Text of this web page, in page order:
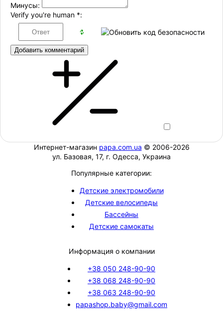
Минусы:
Verify you're human *:
Добавить комментарий
Интернет-магазин papa.com.ua © 2006-2026
ул. Базовая, 17, г. Одесса, Украина
Популярные категории:
Детские электромобили
Детские велосипеды
Бассейны
Детские самокаты
Информация о компании
+38 050 248-90-90
+38 068 248-90-90
+38 063 248-90-90
papashop.baby@gmail.com